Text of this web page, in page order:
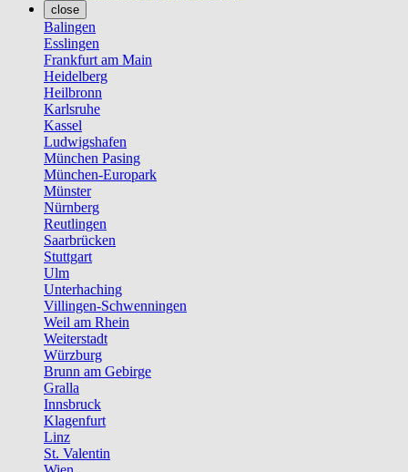
close
Balingen
Esslingen
Frankfurt am Main
Heidelberg
Heilbronn
Karlsruhe
Kassel
Ludwigshafen
München Pasing
München-Europark
Münster
Nürnberg
Reutlingen
Saarbrücken
Stuttgart
Ulm
Unterhaching
Villingen-Schwenningen
Weil am Rhein
Weiterstadt
Würzburg
Brunn am Gebirge
Gralla
Innsbruck
Klagenfurt
Linz
St. Valentin